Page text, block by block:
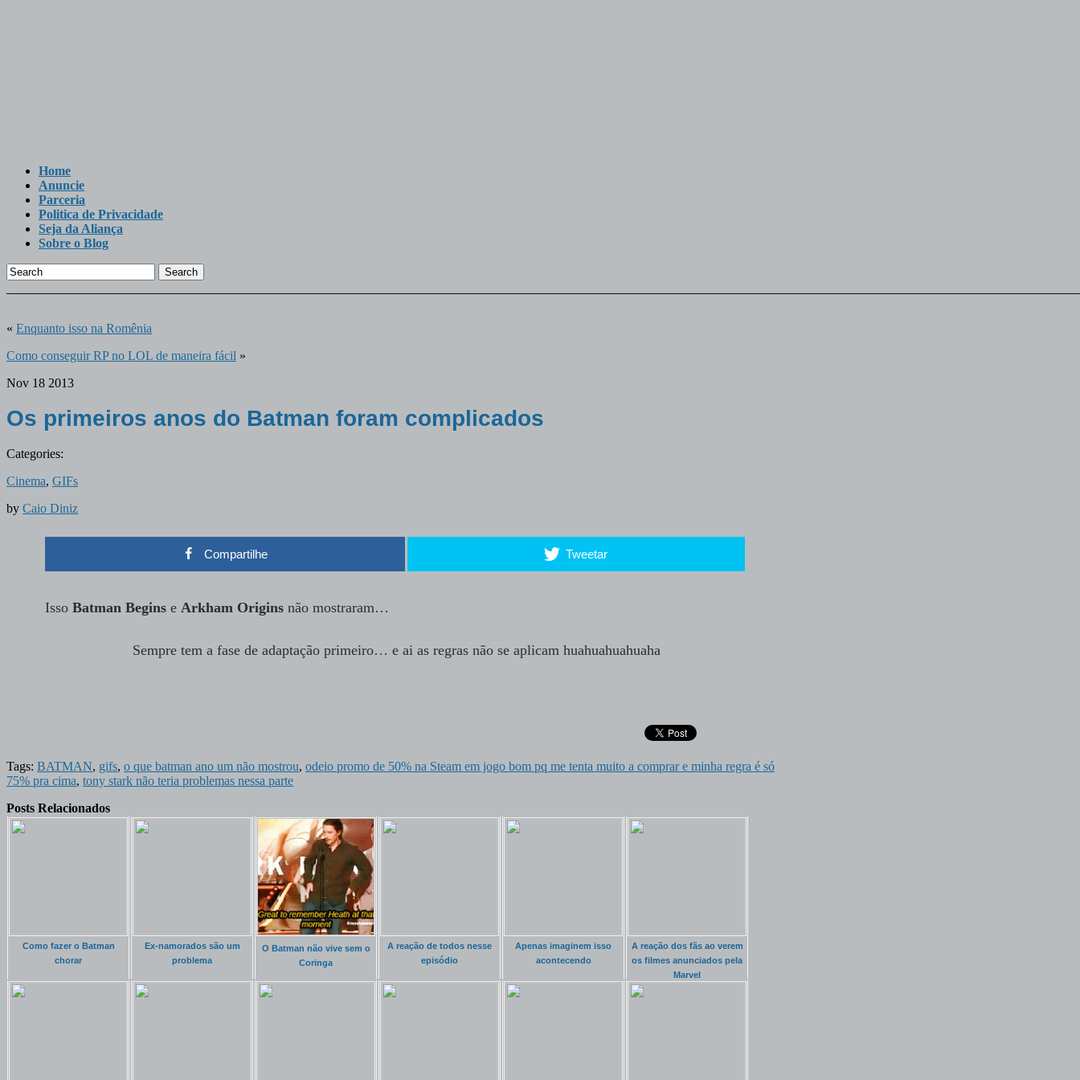
Home
Anuncie
Parceria
Politica de Privacidade
Seja da Aliança
Sobre o Blog
Search
« Enquanto isso na Romênia
Como conseguir RP no LOL de maneira fácil »
Nov 18 2013
Os primeiros anos do Batman foram complicados
Categories:
Cinema, GIFs
by Caio Diniz
Compartilhe Tweetar
Isso Batman Begins e Arkham Origins não mostraram…
Sempre tem a fase de adaptação primeiro… e ai as regras não se aplicam huahuahuahuaha
Tags: BATMAN, gifs, o que batman ano um não mostrou, odeio promo de 50% na Steam em jogo bom pq me tenta muito a comprar e minha regra é só
75% pra cima, tony stark não teria problemas nessa parte
Posts Relacionados
Como fazer o Batman
chorar
Ex-namorados são um
problema
O Batman não vive sem o
Coringa
A reação de todos nesse
episódio
Apenas imaginem isso
acontecendo
A reação dos fãs ao verem
os filmes anunciados pela
Marvel